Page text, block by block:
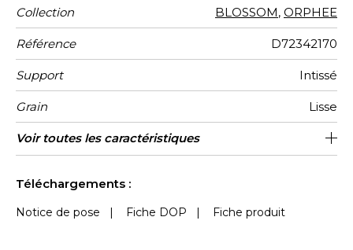
Collection BLOSSOM, ORPHEE
Référence D72342170
Support Intissé
Grain Lisse
Largeur d’un
rouleau
53 cm / 21 inches
Longueur
Vendu au rouleau de 10.05m / 11
yards
Raccord Raccord libre / lés inversés
Rapport
Vertical
64cm / 25 pouces
Poids g/m² 135
Entretien Lavable
Pose colle Encollage du mur
Dépose Arrachage à sec
Norme COV A+
ASTME84 Class A
Norme
euroclass
B s1 d0
Pays
d'origine
Belgique
Voir toutes les caractéristiques
Téléchargements :
Notice de pose | Fiche DOP | Fiche produit